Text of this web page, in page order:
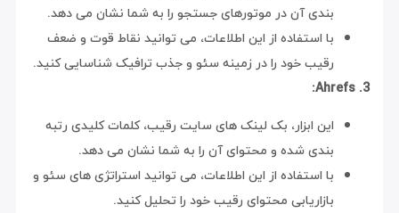
بندی آن در موتورهای جستجو را به شما نشان می دهد.
با استفاده از این اطلاعات، می توانید نقاط قوت و ضعف
رقیب خود را در زمینه سئو و جذب ترافیک شناسایی کنید.
3. Ahrefs:
این ابزار، بک لینک های سایت رقیب، کلمات کلیدی رتبه
بندی شده و محتوای آن را به شما نشان می دهد.
با استفاده از این اطلاعات، می توانید استراتژی های سئو و
بازاریابی محتوای رقیب خود را تحلیل کنید.